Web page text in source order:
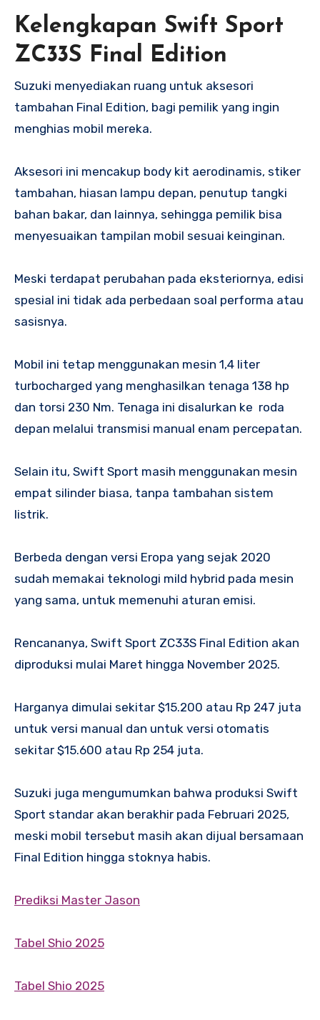
Kelengkapan Swift Sport
ZC33S Final Edition
Suzuki menyediakan ruang untuk aksesori
tambahan Final Edition, bagi pemilik yang ingin
menghias mobil mereka.
Aksesori ini mencakup body kit aerodinamis, stiker
tambahan, hiasan lampu depan, penutup tangki
bahan bakar, dan lainnya, sehingga pemilik bisa
menyesuaikan tampilan mobil sesuai keinginan.
Meski terdapat perubahan pada eksteriornya, edisi
spesial ini tidak ada perbedaan soal performa atau
sasisnya.
Mobil ini tetap menggunakan mesin 1,4 liter
turbocharged yang menghasilkan tenaga 138 hp
dan torsi 230 Nm. Tenaga ini disalurkan ke roda
depan melalui transmisi manual enam percepatan.
Selain itu, Swift Sport masih menggunakan mesin
empat silinder biasa, tanpa tambahan sistem
listrik.
Berbeda dengan versi Eropa yang sejak 2020
sudah memakai teknologi mild hybrid pada mesin
yang sama, untuk memenuhi aturan emisi.
Rencananya, Swift Sport ZC33S Final Edition akan
diproduksi mulai Maret hingga November 2025.
Harganya dimulai sekitar $15.200 atau Rp 247 juta
untuk versi manual dan untuk versi otomatis
sekitar $15.600 atau Rp 254 juta.
Suzuki juga mengumumkan bahwa produksi Swift
Sport standar akan berakhir pada Februari 2025,
meski mobil tersebut masih akan dijual bersamaan
Final Edition hingga stoknya habis.
Prediksi Master Jason
Tabel Shio 2025
Tabel Shio 2025